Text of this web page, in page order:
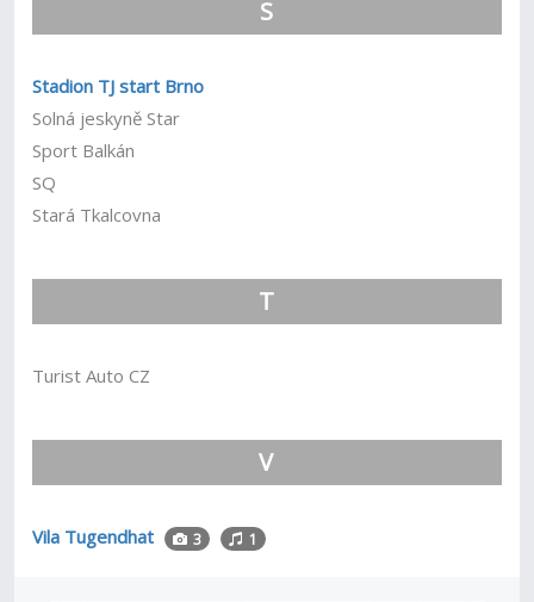
S
Stadion TJ start Brno
Solná jeskyně Star
Sport Balkán
SQ
Stará Tkalcovna
T
Turist Auto CZ
V
Vila Tugendhat 3 1